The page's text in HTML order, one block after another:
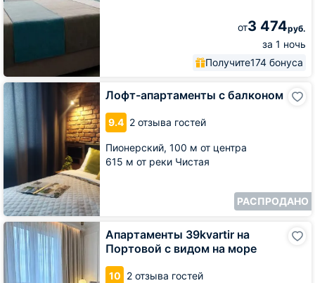
от3 474руб.
за 1 ночь
Получите174 бонуса
Лофт-апартаменты с балконом
9.4 2 отзыва гостей
Пионерский, 100 м от центра
615 м от реки Чистая
РАСПРОДАНО
Лофт-
апартаменты
Апартаменты 39kvartir на
Портовой с видом на море
10 2 отзыва гостей
Апартаменты
39kvartir
на
Портовой